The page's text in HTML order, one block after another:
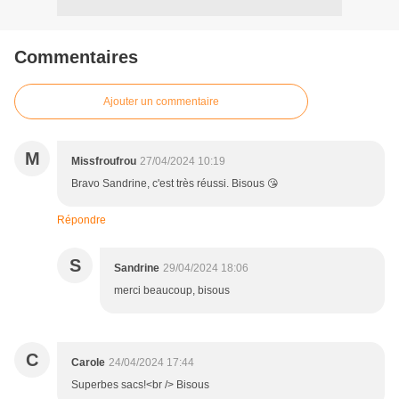
Commentaires
Ajouter un commentaire
M Missfroufrou 27/04/2024 10:19
Bravo Sandrine, c'est très réussi. Bisous 😘
Répondre
S Sandrine 29/04/2024 18:06
merci beaucoup, bisous
C Carole 24/04/2024 17:44
Superbes sacs!<br /> Bisous